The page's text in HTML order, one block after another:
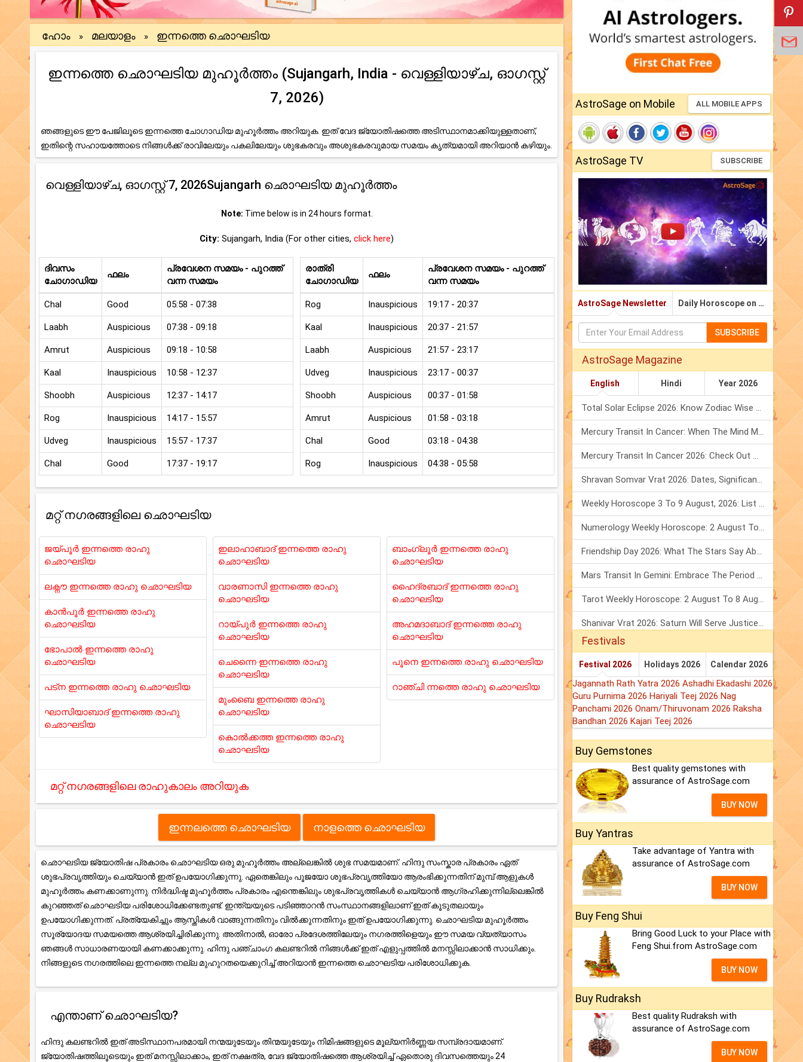
ഹോം » മലയാളം » ഇന്നത്തെ ഛൊഘടിയ
ഇന്നത്തെ ഛൊഘടിയ മുഹൂർത്തം (Sujangarh, India - വെള്ളിയാഴ്ച, ഓഗസ്റ്റ്
7, 2026)
ഞങ്ങളുടെ ഈ പേജിലൂടെ ഇന്നത്തെ ചോഗാഡിയ മുഹൂർത്തം അറിയുക. ഇത് വേദ ജ്യോതിഷത്തെ അടിസ്ഥാനമാക്കിയുള്ളതാണ്,
ഇതിന്റെ സഹായത്തോടെ നിങ്ങൾക്ക് രാവിലേയും പകലിലേയും ശുഭകരവും അശുഭകരവുമായ സമയം കൃത്യമായി അറിയാൻ കഴിയും.
വെള്ളിയാഴ്ച, ഓഗസ്റ്റ് 7, 2026Sujangarh ഛൊഘടിയ മുഹൂർത്തം
Note: Time below is in 24 hours format.
City: Sujangarh, India (For other cities, click here)
ദിവസം
ചോഗാഡിയ
ഫലം
പ്രവേശന സമയം - പുറത്ത്
വന്ന സമയം
Chal Good 05:58 - 07:38
Laabh Auspicious 07:38 - 09:18
Amrut Auspicious 09:18 - 10:58
Kaal Inauspicious 10:58 - 12:37
Shoobh Auspicious 12:37 - 14:17
Rog Inauspicious 14:17 - 15:57
Udveg Inauspicious 15:57 - 17:37
Chal Good 17:37 - 19:17
രാത്രി
ചോഗാഡിയ
ഫലം
പ്രവേശന സമയം - പുറത്ത്
വന്ന സമയം
Rog Inauspicious 19:17 - 20:37
Kaal Inauspicious 20:37 - 21:57
Laabh Auspicious 21:57 - 23:17
Udveg Inauspicious 23:17 - 00:37
Shoobh Auspicious 00:37 - 01:58
Amrut Auspicious 01:58 - 03:18
Chal Good 03:18 - 04:38
Rog Inauspicious 04:38 - 05:58
മറ്റ് നഗരങ്ങളിലെ ഛൊഘടിയ
ജയ്പൂർ ഇന്നത്തെ രാഹു
ഛൊഘടിയ
ലക്നൗ ഇന്നത്തെ രാഹു ഛൊഘടിയ
കാൻപൂർ ഇന്നത്തെ രാഹു
ഛൊഘടിയ
ഭോപാൽ ഇന്നത്തെ രാഹു
ഛൊഘടിയ
പട്ന ഇന്നത്തെ രാഹു ഛൊഘടിയ
ഘാസിയാബാദ് ഇന്നത്തെ രാഹു
ഛൊഘടിയ
ഇലാഹാബാദ് ഇന്നത്തെ രാഹു
ഛൊഘടിയ
വാരണാസി ഇന്നത്തെ രാഹു
ഛൊഘടിയ
റായ്പുർ ഇന്നത്തെ രാഹു
ഛൊഘടിയ
ചെന്നൈ ഇന്നത്തെ രാഹു
ഛൊഘടിയ
മുംബൈ ഇന്നത്തെ രാഹു
ഛൊഘടിയ
കൊൽക്കത്ത ഇന്നത്തെ രാഹു
ഛൊഘടിയ
ബാംഗ്ലൂർ ഇന്നത്തെ രാഹു
ഛൊഘടിയ
ഹൈദ്രബാദ് ഇന്നത്തെ രാഹു
ഛൊഘടിയ
അഹമദാബാദ് ഇന്നത്തെ രാഹു
ഛൊഘടിയ
പൂനെ ഇന്നത്തെ രാഹു ഛൊഘടിയ
റാഞ്ചി ന്നത്തെ രാഹു ഛൊഘടിയ
മറ്റ് നഗരങ്ങളിലെ രാഹുകാലം അറിയുക
ഇന്നലത്തെ ഛൊഘടിയ നാളത്തെ ഛൊഘടിയ
ഛൊഘടിയ ജ്യോതിഷ പ്രകാരം ഛൊഘടിയ ഒരു മുഹൂർത്തം അല്ലെങ്കിൽ ശുഭ സമയമാണ്. ഹിന്ദു സംസ്കാര പ്രകാരം ഏത്
ശുഭപ്രവൃത്തിയും ചെയ്യാൻ ഇത് ഉപയോഗിക്കുന്നു. ഏതെങ്കിലും പൂജയോ ശുഭപ്രവൃത്തിയോ ആരംഭിക്കുന്നതിന് മുമ്പ് ആളുകൾ
മുഹൂർത്തം കണക്കാണുന്നു. നിർദ്ധിഷ്ട മുഹൂർത്തം പ്രകാരം എന്തെങ്കിലും ശുഭപ്രവൃത്തികൾ ചെയ്യാൻ ആഗ്രഹിക്കുന്നില്ലെങ്കിൽ
കുറഞ്ഞത് ഛൊഘടിയ പരിശോധിക്കേണ്ടതുണ്ട്. ഇന്ത്യയുടെ പടിഞ്ഞാറൻ സംസ്ഥാനങ്ങളിലാണ് ഇത് കൂടുതലായും
ഉപയോഗിക്കുന്നത്. പ്രത്യേകിച്ചും ആസ്തികൾ വാങ്ങുന്നതിനും വിൽക്കുന്നതിനും ഇത് ഉപയോഗിക്കുന്നു. ഛൊഘടിയ മുഹൂർത്തം
സൂര്യോദയ സമയത്തെ ആശ്രയിച്ചിരിക്കുന്നു. അതിനാൽ, ഓരോ പ്രദേശത്തിലേയും നഗരത്തിളെയും ഈ സമയ വ്യത്യാസം
ഞങ്ങൾ സാധാരണയായി കണക്കാക്കുന്നു. ഹിന്ദു പഞ്ചാംഗ കലണ്ടറിൽ നിങ്ങൾക്ക് ഇത് എളുപ്പത്തിൽ മനസ്സിലാക്കാൻ സാധിക്കും.
നിങ്ങളുടെ നഗരത്തിലെ ഇന്നത്തെ നല്ല മുഹുറതയെക്കുറിച്ച് അറിയാൻ ഇന്നത്തെ ഛൊഘടിയ പരിശോധിക്കുക.
എന്താണ് ഛൊഘടിയ?
ഹിന്ദു കലണ്ടറിൽ ഇത് അടിസ്ഥാനപരമായി നന്മയുടേയും തിന്മയുടേയും നിമിഷങ്ങളുടെ മൂല്യനിർണ്ണയ സമ്പ്രദായമാണ്.
ജ്യോതിഷത്തിലൂടെയും ഇത് മനസ്സിലാക്കാം, ഇത് നക്ഷത്ര, വേദ ജ്യോതിഷത്തെ ആശ്രയിച്ച് ഏതൊരു ദിവസത്തെയും 24
AstroSage on Mobile ALL MOBILE APPS
AstroSage TV SUBSCRIBE
AstroSage Newsletter Daily Horoscope on Email
SUBSCRIBE
AstroSage Magazine
English Hindi Year 2026
Total Solar Eclipse 2026: Know Zodiac Wise Prediction
Mercury Transit In Cancer: When The Mind Meets The Heart!
Mercury Transit In Cancer 2026: Check Out What It Brings For You
Shravan Somvar Vrat 2026: Dates, Significance & Rituals In August
Weekly Horoscope 3 To 9 August, 2026: List Of Fasts & Festivals
Numerology Weekly Horoscope: 2 August To 8 August, 2026
Friendship Day 2026: What The Stars Say About Your Best Friend!
Mars Transit In Gemini: Embrace The Period Full Of Energy & Intelligence
Tarot Weekly Horoscope: 2 August To 8 August, 2026
Shanivar Vrat 2026: Saturn Will Serve Justice In Sawan Month!
Festivals
Festival 2026 Holidays 2026 Calendar 2026
Jagannath Rath Yatra 2026 Ashadhi Ekadashi 2026
Guru Purnima 2026 Hariyali Teej 2026 Nag
Panchami 2026 Onam/Thiruvonam 2026 Raksha
Bandhan 2026 Kajari Teej 2026
Buy Gemstones
Best quality gemstones with
assurance of AstroSage.com
BUY NOW
Buy Yantras
Take advantage of Yantra with
assurance of AstroSage.com
BUY NOW
Buy Feng Shui
Bring Good Luck to your Place with
Feng Shui.from AstroSage.com
BUY NOW
Buy Rudraksh
Best quality Rudraksh with
assurance of AstroSage.com
BUY NOW